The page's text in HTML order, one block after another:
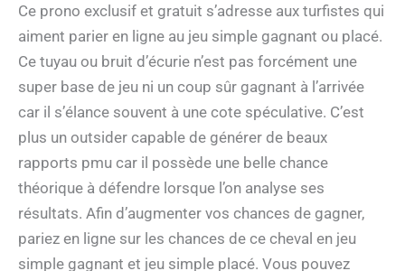
Ce prono exclusif et gratuit s’adresse aux turfistes qui
aiment parier en ligne au jeu simple gagnant ou placé.
Ce tuyau ou bruit d’écurie n’est pas forcément une
super base de jeu ni un coup sûr gagnant à l’arrivée
car il s’élance souvent à une cote spéculative. C’est
plus un outsider capable de générer de beaux
rapports pmu car il possède une belle chance
théorique à défendre lorsque l’on analyse ses
résultats. Afin d’augmenter vos chances de gagner,
pariez en ligne sur les chances de ce cheval en jeu
simple gagnant et jeu simple placé. Vous pouvez